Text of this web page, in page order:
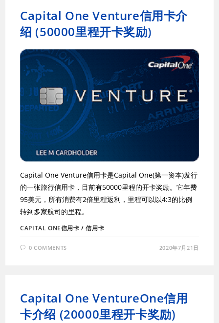
Capital One Venture信用卡介
绍 (50000里程开卡奖励)
Capital One Venture信用卡是Capital One(第一资本)发行
的一张旅行信用卡，目前有50000里程的开卡奖励。它年费
95美元，所有消费有2倍里程返利，里程可以以4:3的比例
转到多家航司的里程。
CAPITAL ONE信用卡 /信用卡
0 COMMENTS 2020年7月21日
Capital One VentureOne信用
卡介绍 (20000里程开卡奖励)